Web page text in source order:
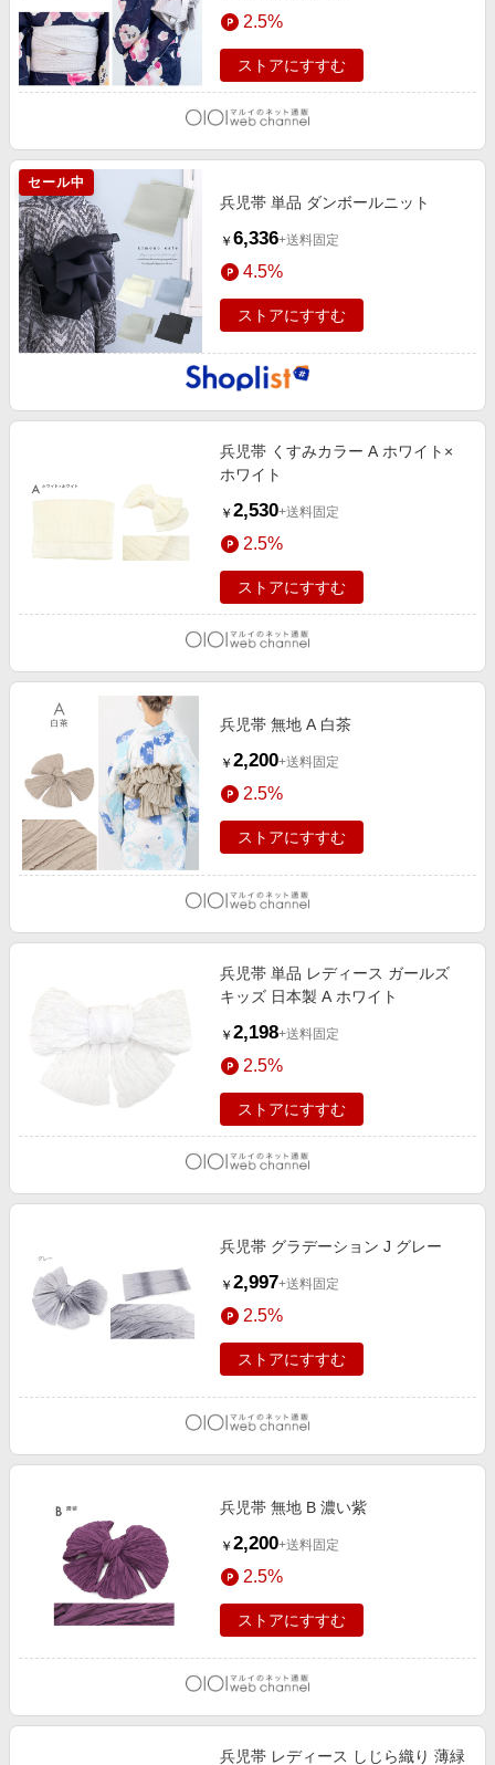
2.5%
ストアにすすむ
セール中
兵児帯 単品 ダンボールニット
￥ 6,336+送料固定
4.5%
ストアにすすむ
兵児帯 くすみカラー A ホワイト×
ホワイト
￥ 2,530+送料固定
2.5%
ストアにすすむ
兵児帯 無地 A 白茶
￥ 2,200+送料固定
2.5%
ストアにすすむ
兵児帯 単品 レディース ガールズ
キッズ 日本製 A ホワイト
￥ 2,198+送料固定
2.5%
ストアにすすむ
兵児帯 グラデーション J グレー
￥ 2,997+送料固定
2.5%
ストアにすすむ
兵児帯 無地 B 濃い紫
￥ 2,200+送料固定
2.5%
ストアにすすむ
兵児帯 レディース しじら織り 薄緑